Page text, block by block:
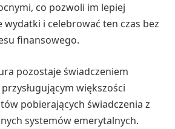
co pozwoli im lepiej
wydatki i celebrować ten czas bez
finansowego.
pozostaje świadczeniem
większości
pobierających świadczenia z
systemów emerytalnych.